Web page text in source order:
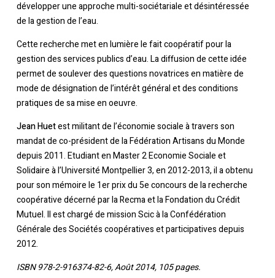
développer une approche multi-sociétariale et désintéressée
de la gestion de l’eau.
Cette recherche met en lumière le fait coopératif pour la
gestion des services publics d’eau. La diffusion de cette idée
permet de soulever des questions novatrices en matière de
mode de désignation de l’intérêt général et des conditions
pratiques de sa mise en oeuvre.
Jean Huetest militant de l’économie sociale à travers son
mandat de co-président de la Fédération Artisans du Monde
depuis 2011. Etudiant en Master 2 Economie Sociale et
Solidaire à l’Université Montpellier 3, en 2012-2013, il a obtenu
pour son mémoire le 1er prix du 5e concours de la recherche
coopérative décerné par la Recma et la Fondation du Crédit
Mutuel. Il est chargé de mission Scic à la Confédération
Générale des Sociétés coopératives et participatives depuis
2012.
ISBN 978-2-916374-82-6, Août 2014, 105 pages.